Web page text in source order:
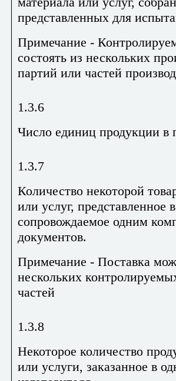
представленных для
Примечание -
состоять из нескольких
партий или частей
1.3.6
Число единиц продукции в
1.3.7
Количество некоторой
или услуг, представленное
сопровождаемое одним
документов.
Примечание - Поставка
нескольких
частей
1.3.8
Некоторое количество
или услуги, заказанное в